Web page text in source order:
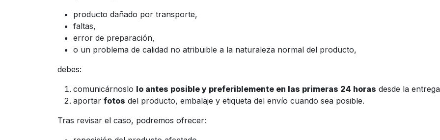
producto dañado por transporte,
faltas,
error de preparación,
o un problema de calidad no atribuible a la naturaleza normal del producto,
debes:
comunicárnoslo lo antes posible y preferiblemente en las primeras 24 horas desde la
aportar fotos del producto, embalaje y etiqueta del envío cuando sea posible.
Tras revisar el caso, podremos ofrecer: